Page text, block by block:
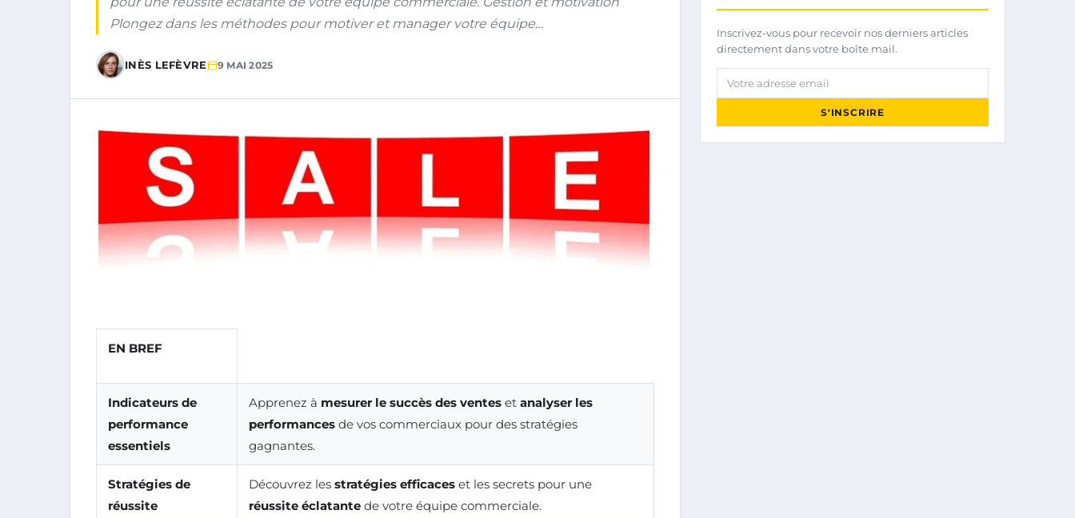
Plongez dans les méthodes pour motiver et manager votre équipe…
INÈS LEFÈVRE 9 MAI 2025
EN BREF
Indicateurs de
performance
essentiels
Apprenez à mesurer le succès des ventes et analyser les
performances de vos commerciaux pour des stratégies
gagnantes.
Stratégies de
réussite
Découvrez les stratégies efficaces et les secrets pour une
réussite éclatante de votre équipe commerciale.
Inscrivez-vous pour recevoir nos derniers articles
directement dans votre boîte mail.
Votre adresse email
S'INSCRIRE